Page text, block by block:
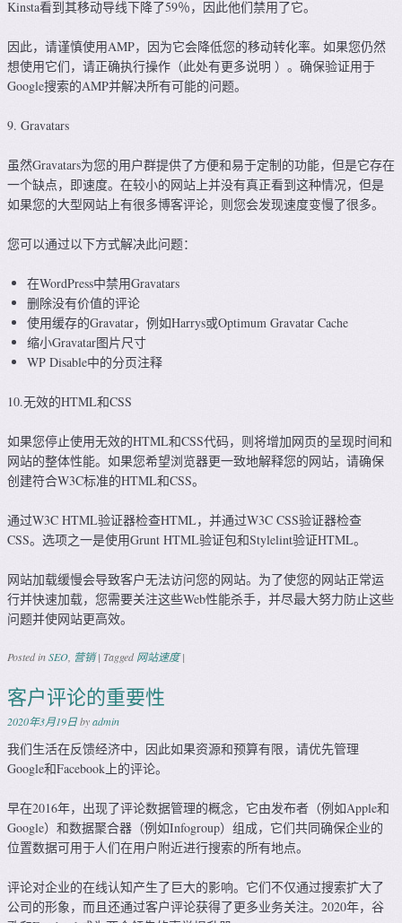
Kinsta看到其移动导线下降了59％，因此他们禁用了它。
因此，请谨慎使用AMP，因为它会降低您的移动转化率。如果您仍然
想使用它们，请正确执行操作（此处有更多说明 ）。确保验证用于
Google搜索的AMP并解决所有可能的问题。
9. Gravatars
虽然Gravatars为您的用户群提供了方便和易于定制的功能，但是它存在
一个缺点，即速度。在较小的网站上并没有真正看到这种情况，但是
如果您的大型网站上有很多博客评论，则您会发现速度变慢了很多。
您可以通过以下方式解决此问题：
在WordPress中禁用Gravatars
删除没有价值的评论
使用缓存的Gravatar，例如Harrys或Optimum Gravatar Cache
缩小Gravatar图片尺寸
WP Disable中的分页注释
10.无效的HTML和CSS
如果您停止使用无效的HTML和CSS代码，则将增加网页的呈现时间和
网站的整体性能。如果您希望浏览器更一致地解释您的网站，请确保
创建符合W3C标准的HTML和CSS。
通过W3C HTML验证器检查HTML，并通过W3C CSS验证器检查
CSS。选项之一是使用Grunt HTML验证包和Stylelint验证HTML。
网站加载缓慢会导致客户无法访问您的网站。为了使您的网站正常运
行并快速加载，您需要关注这些Web性能杀手，并尽最大努力防止这些
问题并使网站更高效。
Posted inSEO 营销 | Tagged网站速度 |
客户评论的重要性
2020年3月19日byadmin
我们生活在反馈经济中，因此如果资源和预算有限，请优先管理
Google和Facebook上的评论。
早在2016年，出现了评论数据管理的概念，它由发布者（例如Apple和
Google）和数据聚合器（例如Infogroup）组成，它们共同确保企业的
位置数据可用于人们在用户附近进行搜索的所有地点。
评论对企业的在线认知产生了巨大的影响。它们不仅通过搜索扩大了
公司的形象，而且还通过客户评论获得了更多业务关注。2020年，谷